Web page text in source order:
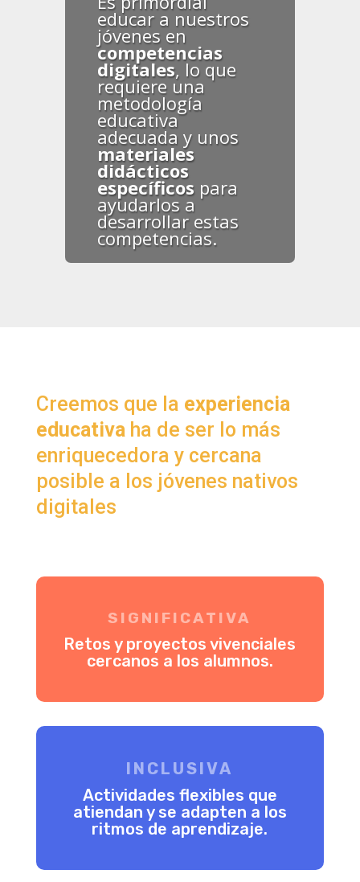
educar a nuestros
jóvenes en
competencias
digitales, lo que
requiere una
metodología
educativa
adecuada y unos
materiales
didácticos
específicospara
ayudarlos a
desarrollar estas
competencias.
Creemos que la experiencia
educativaha de ser lo más
enriquecedora y cercana
posible a los jóvenes nativos
digitales
SIGNIFICATIVA
Retos y proyectos vivenciales
cercanos a los alumnos.
INCLUSIVA
Actividades flexibles que
atiendan y se adapten a los
ritmos de aprendizaje.